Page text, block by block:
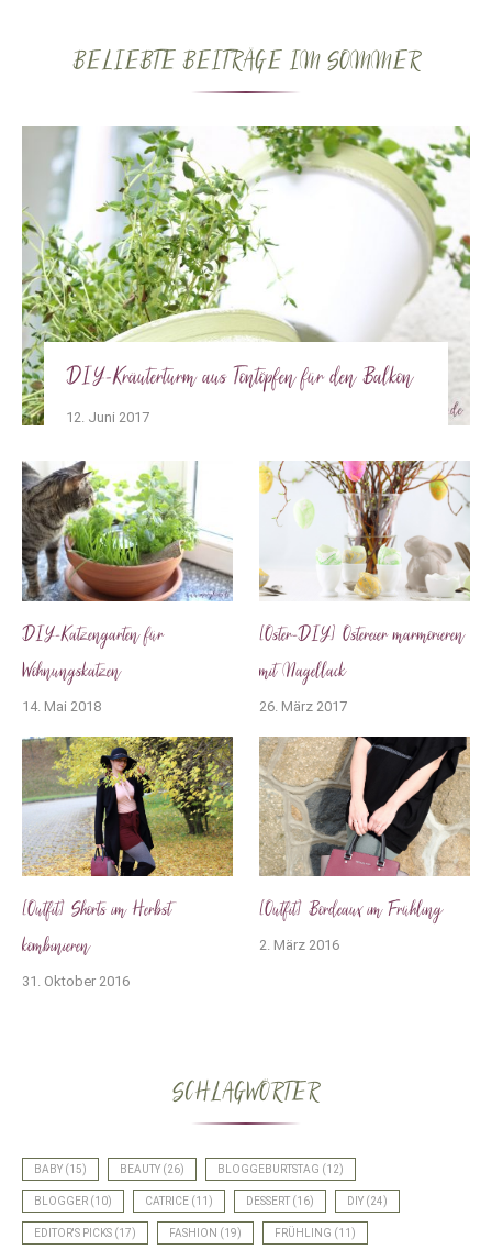
BELIEBTE BEITRÄGE IM SOMMER
DIY-Kräuterturm aus Tontöpfen für den Balkon
12. Juni 2017
DIY-Katzengarten für
Wohnungskatzen
14. Mai 2018
[Oster-DIY] Ostereier marmorieren
mit Nagellack
26. März 2017
[Outfit] Shorts im Herbst
kombinieren
31. Oktober 2016
[Outfit] Bordeaux im Frühling
2. März 2016
SCHLAGWÖRTER
BABY (15) BEAUTY (26) BLOGGEBURTSTAG (12)
BLOGGER (10) CATRICE (11) DESSERT (16) DIY (24)
EDITOR'S PICKS (17) FASHION (19) FRÜHLING (11)